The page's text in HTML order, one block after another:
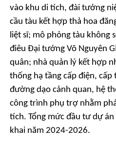
vào khu di tích, đài tưởng
cầu tàu kết hợp thả hoa
liệt sĩ; mô phỏng tàu không
điêu Đại tướng Võ Nguyên
quân; nhà quản lý kết hợp
thống hạ tầng cấp điện, cấp
đường dạo cảnh quan, hệ
công trình phụ trợ nhằm
tích. Tổng mức đầu tư dự
khai năm 2024-2026.